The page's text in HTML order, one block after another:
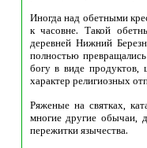
Иногда над обетными
к часовне. Такой
деревней Нижний
полностью
богу в виде продуктов,
характер религиозных
Ряженые на святках,
многие другие обычаи,
пережитки язычества.